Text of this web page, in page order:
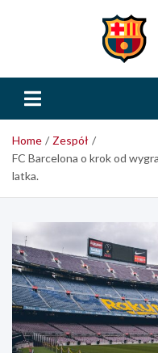
Home
Zespół
FC Barcelona o krok od
latka.